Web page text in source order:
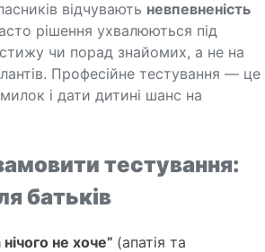
відчувають невпевненість
рішення ухвалюються під
чи порад знайомих, а не на
Професійне тестування — це
і дати дитині шанс на
тестування:
батьків
не хоче” (апатія та